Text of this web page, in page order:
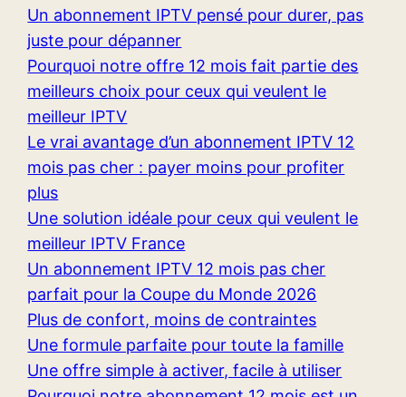
Un abonnement IPTV pensé pour durer, pas
juste pour dépanner
Pourquoi notre offre 12 mois fait partie des
meilleurs choix pour ceux qui veulent le
meilleur IPTV
Le vrai avantage d’un abonnement IPTV 12
mois pas cher : payer moins pour profiter
plus
Une solution idéale pour ceux qui veulent le
meilleur IPTV France
Un abonnement IPTV 12 mois pas cher
parfait pour la Coupe du Monde 2026
Plus de confort, moins de contraintes
Une formule parfaite pour toute la famille
Une offre simple à activer, facile à utiliser